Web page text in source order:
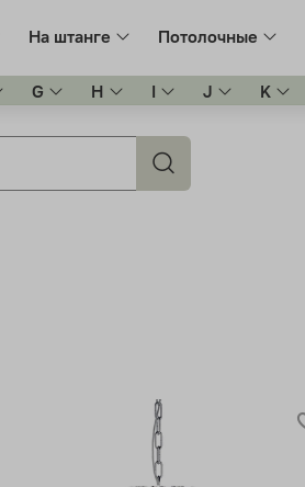
На штанге Потолочные
G H I J K